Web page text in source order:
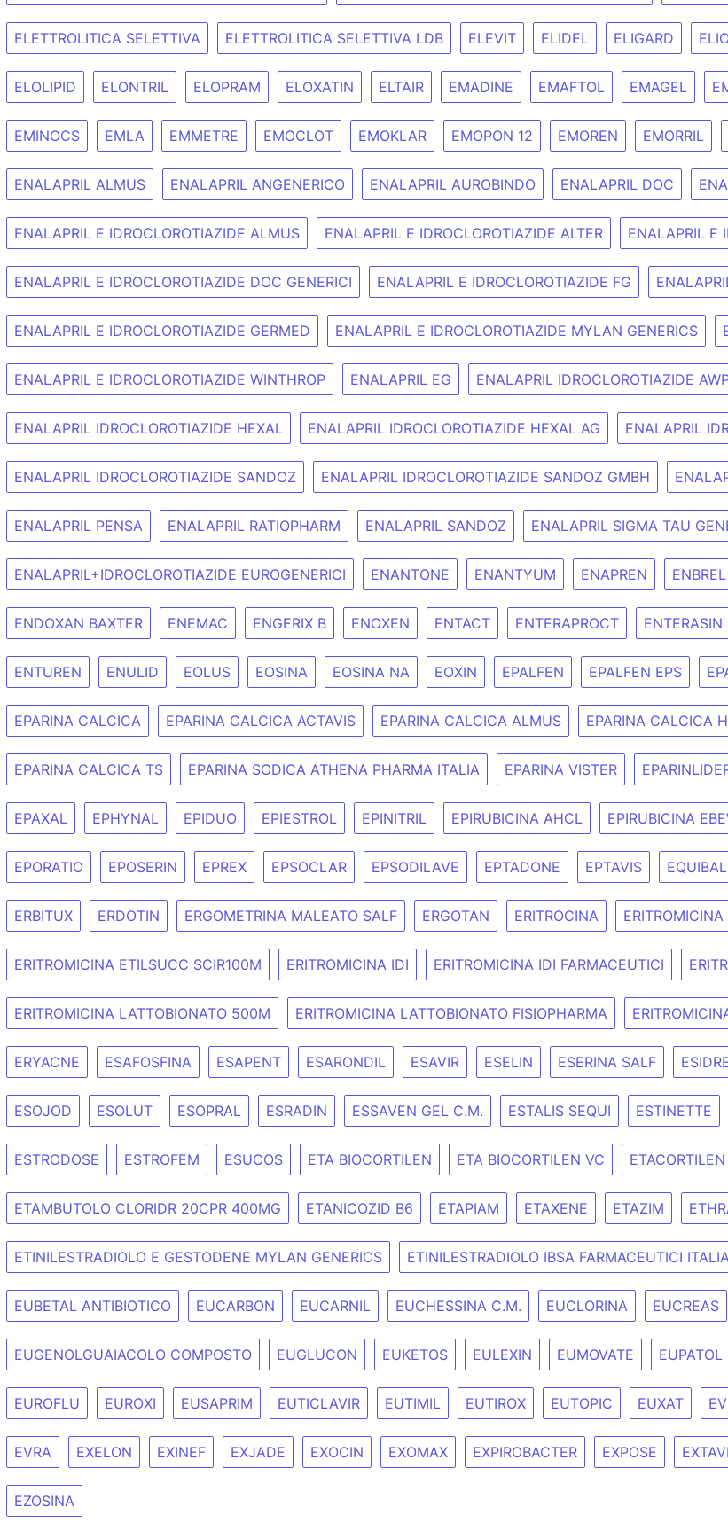
ELETTROLITICA SELETTIVA ELETTROLITICA SELETTIVA LDB ELEVIT ELIDEL ELIGARD
ELOLIPID ELONTRIL ELOPRAM ELOXATIN ELTAIR EMADINE EMAFTOL EMAGEL
EMINOCS EMLA EMMETRE EMOCLOT EMOKLAR EMOPON 12 EMOREN EMORRIL
ENALAPRIL ALMUS ENALAPRIL ANGENERICO ENALAPRIL AUROBINDO ENALAPRIL DOC
ENALAPRIL E IDROCLOROTIAZIDE ALMUS ENALAPRIL E IDROCLOROTIAZIDE ALTER ENALAPRIL E
ENALAPRIL E IDROCLOROTIAZIDE DOC GENERICI ENALAPRIL E IDROCLOROTIAZIDE FG
ENALAPRIL E IDROCLOROTIAZIDE GERMED ENALAPRIL E IDROCLOROTIAZIDE MYLAN GENERICS
ENALAPRIL E IDROCLOROTIAZIDE WINTHROP ENALAPRIL EG ENALAPRIL IDROCLOROTIAZIDE
ENALAPRIL IDROCLOROTIAZIDE HEXAL ENALAPRIL IDROCLOROTIAZIDE HEXAL AG ENALAPRIL
ENALAPRIL IDROCLOROTIAZIDE SANDOZ ENALAPRIL IDROCLOROTIAZIDE SANDOZ GMBH
ENALAPRIL PENSA ENALAPRIL RATIOPHARM ENALAPRIL SANDOZ ENALAPRIL SIGMA TAU
ENALAPRIL+IDROCLOROTIAZIDE EUROGENERICI ENANTONE ENANTYUM ENAPREN ENBREL
ENDOXAN BAXTER ENEMAC ENGERIX B ENOXEN ENTACT ENTERAPROCT ENTERASIN
ENTUREN ENULID EOLUS EOSINA EOSINA NA EOXIN EPALFEN EPALFEN EPS
EPARINA CALCICA EPARINA CALCICA ACTAVIS EPARINA CALCICA ALMUS EPARINA CALCICA
EPARINA CALCICA TS EPARINA SODICA ATHENA PHARMA ITALIA EPARINA VISTER
EPAXAL EPHYNAL EPIDUO EPIESTROL EPINITRIL EPIRUBICINA AHCL EPIRUBICINA
EPORATIO EPOSERIN EPREX EPSOCLAR EPSODILAVE EPTADONE EPTAVIS
ERBITUX ERDOTIN ERGOMETRINA MALEATO SALF ERGOTAN ERITROCINA ERITROMICINA
ERITROMICINA ETILSUCC SCIR100M ERITROMICINA IDI ERITROMICINA IDI FARMACEUTICI
ERITROMICINA LATTOBIONATO 500M ERITROMICINA LATTOBIONATO FISIOPHARMA
ERYACNE ESAFOSFINA ESAPENT ESARONDIL ESAVIR ESELIN ESERINA SALF
ESOJOD ESOLUT ESOPRAL ESRADIN ESSAVEN GEL C.M. ESTALIS SEQUI ESTINETTE
ESTRODOSE ESTROFEM ESUCOS ETA BIOCORTILEN ETA BIOCORTILEN VC ETACORTILEN
ETAMBUTOLO CLORIDR 20CPR 400MG ETANICOZID B6 ETAPIAM ETAXENE ETAZIM
ETINILESTRADIOLO E GESTODENE MYLAN GENERICS ETINILESTRADIOLO IBSA FARMACEUTICI
EUBETAL ANTIBIOTICO EUCARBON EUCARNIL EUCHESSINA C.M. EUCLORINA EUCREAS
EUGENOLGUAIACOLO COMPOSTO EUGLUCON EUKETOS EULEXIN EUMOVATE EUPATOL
EUROFLU EUROXI EUSAPRIM EUTICLAVIR EUTIMIL EUTIROX EUTOPIC EUXAT
EVRA EXELON EXINEF EXJADE EXOCIN EXOMAX EXPIROBACTER EXPOSE
EZOSINA